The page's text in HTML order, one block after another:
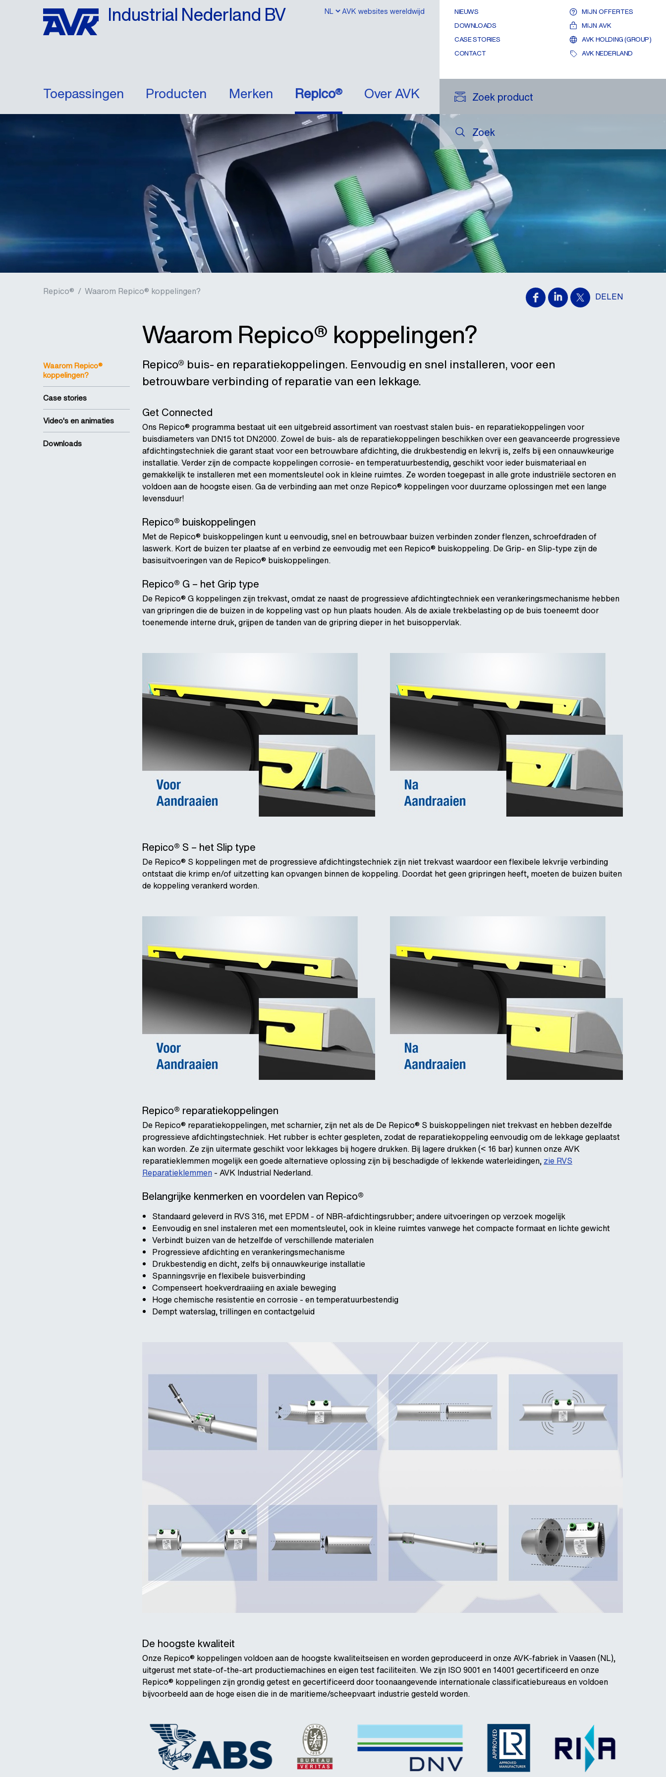
Industrial Nederland BV
Toepassingen Producten Merken Repico® Over AVK
Zoek
Zoek product
NIEUWS
DOWNLOADS
CASE STORIES
CONTACT
MIJN OFFERTES
MIJN AVK
AVK HOLDING (GROUP)
AVK NEDERLAND
AVK websites wereldwijd
Repico® / Waarom Repico® koppelingen? DELEN
Waarom Repico®
koppelingen?
Case stories
Video's en animaties
Downloads
Waarom Repico® koppelingen?
Repico® buis- en reparatiekoppelingen. Eenvoudig en snel installeren, voor een
betrouwbare verbinding of reparatie van een lekkage.
Get Connected
Ons Repico® programma bestaat uit een uitgebreid assortiment van roestvast stalen buis- en reparatiekoppelingen voor
buisdiameters van DN15 tot DN2000. Zowel de buis- als de reparatiekoppelingen beschikken over een geavanceerde progressieve
afdichtingstechniek die garant staat voor een betrouwbare afdichting, die drukbestendig en lekvrij is, zelfs bij een onnauwkeurige
installatie. Verder zijn de compacte koppelingen corrosie- en temperatuurbestendig, geschikt voor ieder buismateriaal en
gemakkelijk te installeren met een momentsleutel ook in kleine ruimtes. Ze worden toegepast in alle grote industriële sectoren en
voldoen aan de hoogste eisen. Ga de verbinding aan met onze Repico® koppelingen voor duurzame oplossingen met een lange
levensduur!
Repico® buiskoppelingen
Met de Repico® buiskoppelingen kunt u eenvoudig, snel en betrouwbaar buizen verbinden zonder flenzen, schroefdraden of
laswerk. Kort de buizen ter plaatse af en verbind ze eenvoudig met een Repico® buiskoppeling. De Grip- en Slip-type zijn de
basisuitvoeringen van de Repico® buiskoppelingen.
Repico® G – het Grip type
De Repico® G koppelingen zijn trekvast, omdat ze naast de progressieve afdichtingtechniek een verankeringsmechanisme hebben
van gripringen die de buizen in de koppeling vast op hun plaats houden. Als de axiale trekbelasting op de buis toeneemt door
toenemende interne druk, grijpen de tanden van de gripring dieper in het buisoppervlak.
Repico® S – het Slip type
De Repico® S koppelingen met de progressieve afdichtingstechniek zijn niet trekvast waardoor een flexibele lekvrije verbinding
ontstaat die krimp en/of uitzetting kan opvangen binnen de koppeling. Doordat het geen gripringen heeft, moeten de buizen buiten
de koppeling verankerd worden.
Repico® reparatiekoppelingen
De Repico® reparatiekoppelingen, met scharnier, zijn net als de De Repico® S buiskoppelingen niet trekvast en hebben dezelfde
progressieve afdichtingstechniek. Het rubber is echter gespleten, zodat de reparatiekoppeling eenvoudig om de lekkage geplaatst
kan worden. Ze zijn uitermate geschikt voor lekkages bij hogere drukken. Bij lagere drukken (< 16 bar) kunnen onze AVK
reparatieklemmen mogelijk een goede alternatieve oplossing zijn bij beschadigde of lekkende waterleidingen, zie RVS
Reparatieklemmen - AVK Industrial Nederland.
Belangrijke kenmerken en voordelen van Repico®
Standaard geleverd in RVS 316, met EPDM - of NBR-afdichtingsrubber; andere uitvoeringen op verzoek mogelijk
Eenvoudig en snel instaleren met een momentsleutel, ook in kleine ruimtes vanwege het compacte formaat en lichte gewicht
Verbindt buizen van de hetzelfde of verschillende materialen
Progressieve afdichting en verankeringsmechanisme
Drukbestendig en dicht, zelfs bij onnauwkeurige installatie
Spanningsvrije en flexibele buisverbinding
Compenseert hoekverdraaiing en axiale beweging
Hoge chemische resistentie en corrosie - en temperatuurbestendig
Dempt waterslag, trillingen en contactgeluid
De hoogste kwaliteit
Onze Repico® koppelingen voldoen aan de hoogste kwaliteitseisen en worden geproduceerd in onze AVK-fabriek in Vaasen (NL),
uitgerust met state-of-the-art productiemachines en eigen test faciliteiten. We zijn ISO 9001 en 14001 gecertificeerd en onze
Repico® koppelingen zijn grondig getest en gecertificeerd door toonaangevende internationale classificatiebureaus en voldoen
bijvoorbeeld aan de hoge eisen die in de maritieme/scheepvaart industrie gesteld worden.